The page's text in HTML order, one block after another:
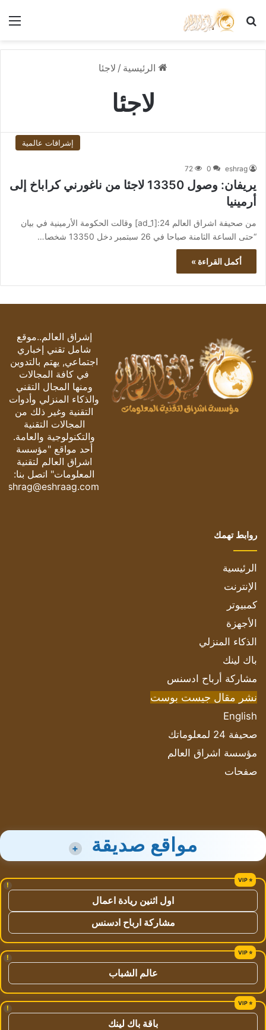
بحث عن
الرئيسية / لاجئا
لاجئا
إشراقات عالمية
eshrag
0
72
يريفان: وصول 13350 لاجئا من ناغورني كراباخ إلى
أرمينيا
من صحيفة اشراق العالم 24:[ad_1] وقالت الحكومة الأرمينية في بيان
“حتى الساعة الثامنة صباحا في 26 سبتمبر دخل 13350 شخصا…
أكمل القراءة »
إشراق العالم..موقع
شامل تقني إخباري
اجتماعي, يهتم بالتدوين
في كافة المجالات
ومنها المجال التقني
والذكاء المنزلي وأدوات
التقنية وغير ذلك من
المجالات التقنية
والتكنولوجية والعامة.
أحد مواقع "مؤسسة
اشراق العالم لتقنية
المعلومات" اتصل بنا:
eshrag@eshraag.com
روابط تهمك
الرئيسية
الإنترنت
كمبيوتر
الأجهزة
الذكاء المنزلي
باك لينك
مشاركة أرباح ادسنس
نشر مقال جيست بوست
English
صحيفة 24 لمعلوماتك
مؤسسة اشراق العالم
صفحات
مواقع صديقة +
!
اول اثنين ريادة اعمال
مشاركة ارباح ادسنس
!
عالم الشباب
!
باقة باك لينك